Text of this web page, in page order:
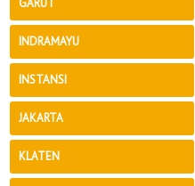
GARUT
INDRAMAYU
INSTANSI
JAKARTA
KLATEN